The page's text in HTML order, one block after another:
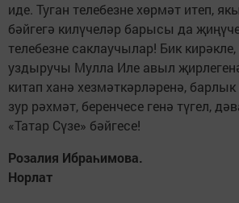
иде. Туган телебезне хөрмәт итеп,
бәйгегә килүчеләр барысы да
телебезне саклаучылар! Бик
уздыручы Мулла Иле авыл
китап ханә хезмәткәрләренә,
зур рәхмәт, беренчесе генә түгел,
«Татар Сүзе» бәйгесе!
Розалия Ибраһимова.
Норлат